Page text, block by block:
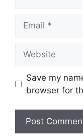
Save my
browser for